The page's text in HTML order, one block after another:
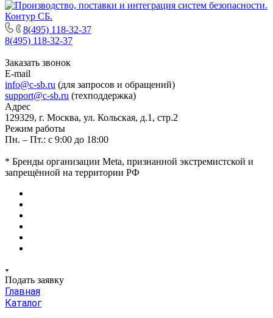
8(495) 118-32-37
8(495) 118-32-37
Заказать звонок
E-mail
info@c-sb.ru (для запросов и обращений)
support@c-sb.ru (техподдержка)
Адрес
129329, г. Москва, ул. Кольская, д.1, стр.2
Режим работы
Пн. – Пт.: с 9:00 до 18:00
* Бренды организации Meta, признанной экстремистской и
запрещённой на территории РФ
Подать заявку
Главная
Каталог